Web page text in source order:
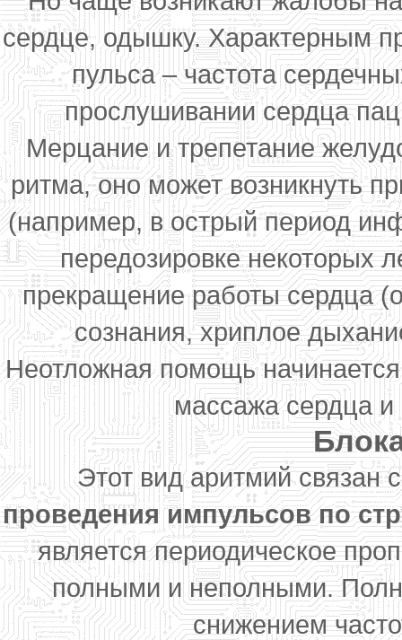
сердце, одышку. Характерным
пульса – частота
прослушивании сердца
Мерцание и трепетание
ритма, оно может возникнуть
(например, в острый период
передозировке некоторых
прекращение работы сердца
сознания, хриплое
Неотложная помощь
массажа сердца и
Этот вид аритмий связан
проведения импульсов по
является периодическое
полными и неполными.
снижением